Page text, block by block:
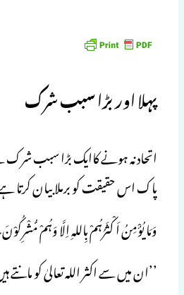
پہلا اور بڑا سبب شرک
اتحاد نہ ہونے کاایک بڑا سبب
پاک اس حقیقت کو برملا بیان کرتا
وَمَا يُؤْمِنُ اَكْثَرُہُمْ بِاللہِ اِلَّا وَہُمْ
’’ان میں سے اکثر اللہ تعالیٰ کو